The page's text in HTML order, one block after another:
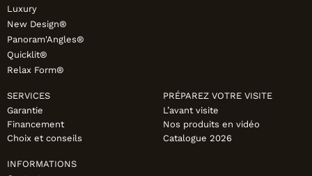
Luxury
New Design®
Panoram'Angles®
Quicklit®
Relax Form®
SERVICES
Garantie
Financement
Choix et conseils
PRÉPAREZ VOTRE VISITE
L’avant visite
Nos produits en vidéo
Catalogue 2026
INFORMATIONS